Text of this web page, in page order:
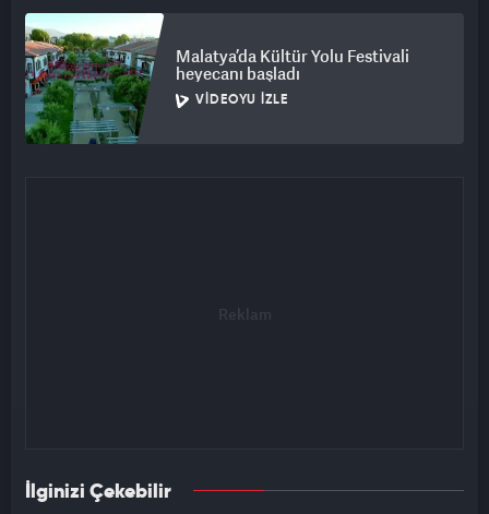
Malatya’da Kültür Yolu Festivali
heyecanı başladı
VIDEOYU İZLE
İlginizi Çekebilir